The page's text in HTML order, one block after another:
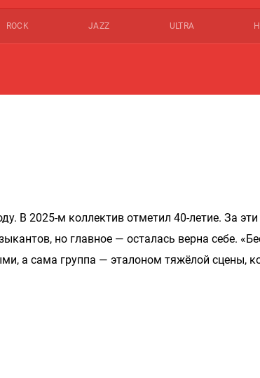
ROCK JAZZ ULTRA
В 2025-м коллектив отметил 40-летие. За
но главное — осталась верна себе.
а сама группа — эталоном тяжёлой сцены,